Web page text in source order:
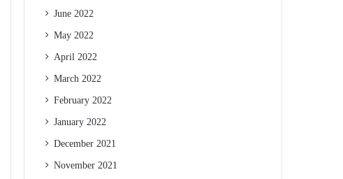
June 2022
May 2022
April 2022
March 2022
February 2022
January 2022
December 2021
November 2021